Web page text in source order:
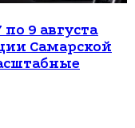
9 августа
Самарской